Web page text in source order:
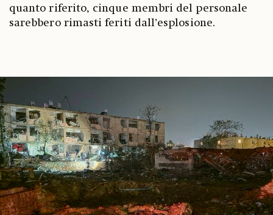
quanto riferito, cinque membri del personale
sarebbero rimasti feriti dall’esplosione.